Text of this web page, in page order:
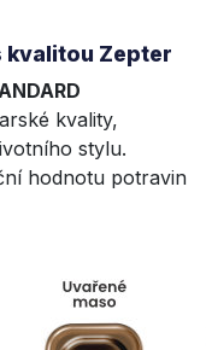
kvalitou Zepter
kvality,
stylu.
hodnotu potravin